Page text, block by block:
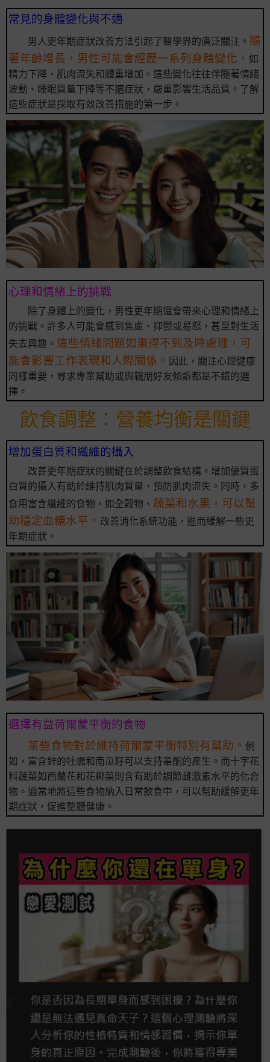
常見的身體變化與不適
男人更年期症狀改善方法引起了醫學界的廣泛關注。 隨
著年齡增長，男性可能會經歷一系列身體變化， 如
精力下降、肌肉流失和體重增加。這些變化往往伴隨著情緒
波動、睡眠質量下降等不適症狀，嚴重影響生活品質。了解
這些症狀是採取有效改善措施的第一步。
心理和情緒上的挑戰
除了身體上的變化，男性更年期還會帶來心理和情緒上
的挑戰。許多人可能會感到焦慮、抑鬱或易怒，甚至對生活
失去興趣。 這些情緒問題如果得不到及時處理，可
能會影響工作表現和人際關係。 因此，關注心理健康
同樣重要，尋求專業幫助或與親朋好友傾訴都是不錯的選
擇。
飲食調整：營養均衡是關鍵
增加蛋白質和纖維的攝入
改善更年期症狀的關鍵在於調整飲食結構。增加優質蛋
白質的攝入有助於維持肌肉質量，預防肌肉流失。同時，多
食用富含纖維的食物，如全穀物、 蔬菜和水果，可以幫
助穩定血糖水平， 改善消化系統功能，進而緩解一些更
年期症狀。
選擇有益荷爾蒙平衡的食物
某些食物對於維持荷爾蒙平衡特別有幫助。 例
如，富含鋅的牡蠣和南瓜籽可以支持睾酮的產生。而十字花
科蔬菜如西蘭花和花椰菜則含有助於調節雌激素水平的化合
物。適當地將這些食物納入日常飲食中，可以幫助緩解更年
期症狀，促進整體健康。